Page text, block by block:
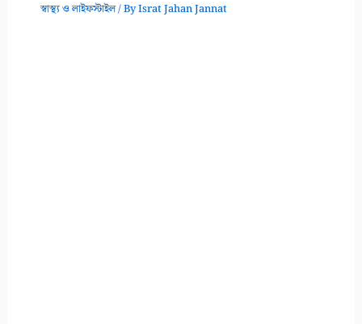
স্বাস্থ্য ও লাইফস্টাইল/ ByIsrat Jahan Jannat